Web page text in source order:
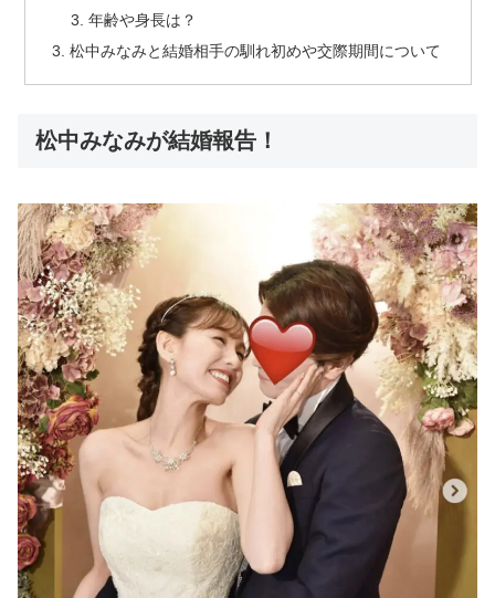
年齢や身長は？
松中みなみと結婚相手の馴れ初めや交際期間について
松中みなみが結婚報告！